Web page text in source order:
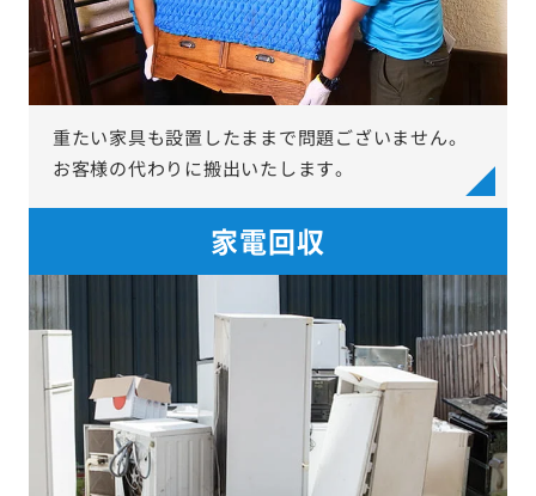
重たい家具も設置したままで問題ございません。
お客様の代わりに搬出いたします。
家電回収